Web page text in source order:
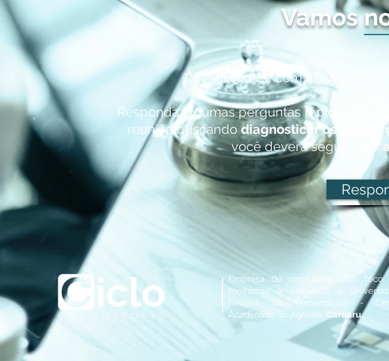
Vamos
Identificou-se com algum
Responda algumas perguntas rápidas e
reunião buscando diagnosticar os pontos
você deverá seguir para
Empresa de consultoria com foco
melhorias e vinculada à
Federal de Pernambuco -
Acadêmico do Agreste, Caruaru.